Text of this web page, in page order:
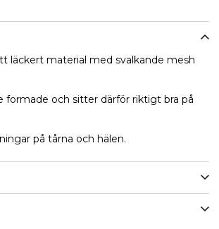
läckert material med svalkande mesh
formade och sitter därför riktigt bra på
på tårna och hälen.